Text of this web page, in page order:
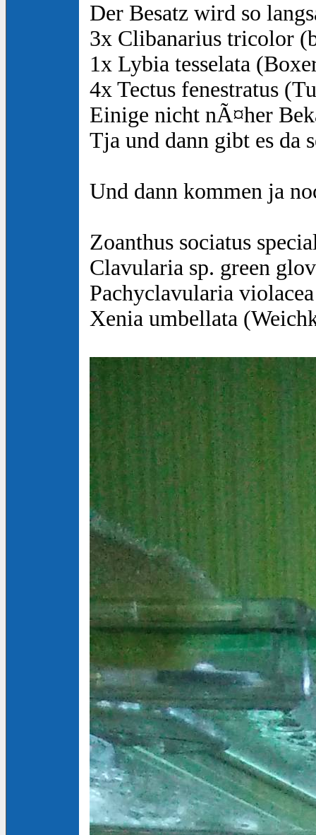
Der Besatz wird so
3x Clibanarius tricolor
1x Lybia tesselata
4x Tectus fenestratus
Einige nicht nÃ¤her
Tja und dann gibt es da
Und dann kommen ja
Zoanthus sociatus
Clavularia sp. green
Pachyclavularia
Xenia umbellata